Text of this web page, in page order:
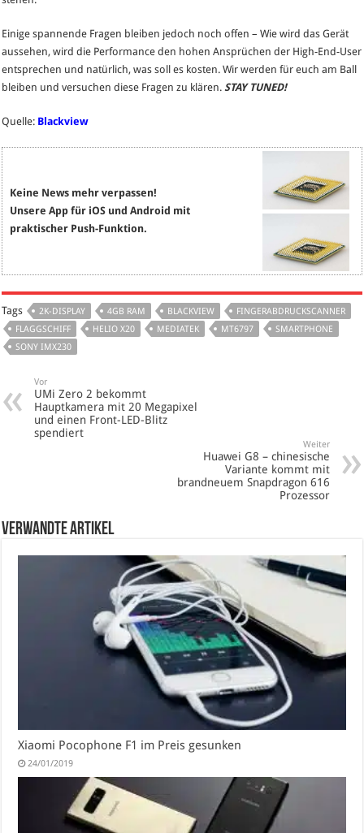
Einige spannende Fragen bleiben jedoch noch offen – Wie wird das Gerät
aussehen, wird die Performance den hohen Ansprüchen der High-End-User
entsprechen und natürlich, was soll es kosten. Wir werden für euch am Ball
bleiben und versuchen diese Fragen zu klären. STAY TUNED!
Quelle: Blackview
Keine News mehr verpassen!
Unsere App für iOS und Android mit
praktischer Push-Funktion.
Tags 2K-DISPLAY 4GB RAM BLACKVIEW
FINGERABDRUCKSCANNER
FLAGGSCHIFF
HELIO X20 MEDIATEK MT6797
SMARTPHONE
SONY IMX230
Vor
UMi Zero 2 bekommt
Hauptkamera mit 20 Megapixel
und einen Front-LED-Blitz
spendiert
Weiter
Huawei G8 – chinesische
Variante kommt mit
brandneuem Snapdragon 616
Prozessor
verwandte Artikel
Xiaomi Pocophone F1 im Preis gesunken
24/01/2019